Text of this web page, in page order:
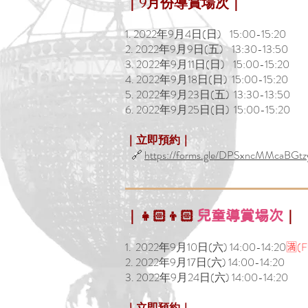
1. 2022年9月4日(日) 15:00-15:20
2. 2022年9月9日(五) 13:30-13:50
3. 2022年9月11日(日) 15:00-15:20
4. 2022年9月18日(日) 15:00-15:20
5. 2022年9月23日(五) 13:30-13:50
6. 2022年9月25日(日) 15:00-15:20
｜立即預約｜
🔗https://forms.gle/
｜👧🏻👦🏻 兒童導賞場次 ｜
1. 2022年9月10日(六) 14:00-14:20
2. 2022年9月17日(六) 14:00-14:20
3. 2022年9月24日(六) 14:00-14:20